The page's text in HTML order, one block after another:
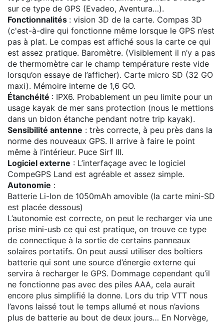
sur ce type de GPS (Evadeo, Aventura…).
Fonctionnalités : vision 3D de la carte. Compas 3D
(c'est-à-dire qui fonctionne même lorsque le GPS n’est
pas à plat. Le compas est affiché sous la carte ce qui
est assez pratique. Baromètre. (Visiblement il n’y a pas
de thermomètre car le champ température reste vide
lorsqu’on essaye de l’afficher). Carte micro SD (32 GO
maxi). Mémoire interne de 1,6 GO.
Étanchéité : IPX6. Probablement un peu limite pour un
usage kayak de mer sans protection (nous le mettions
dans un bidon étanche pendant notre trip kayak).
Sensibilité antenne : très correcte, à peu près dans la
norme des nouveaux GPS. Il arrive à faire le point
même à l’intérieur. Puce Sirf III.
Logiciel externe : L’interfaçage avec le logiciel
CompeGPS Land est agréable et assez simple.
Autonomie :
Batterie Li-Ion de 1050mAh amovible (la carte mini-SD
est placée dessous)
L’autonomie est correcte, on peut le recharger via une
prise mini-usb ce qui est pratique, on trouve ce type
de connectique à la sortie de certains panneaux
solaires portatifs. On peut aussi utiliser des boîtiers
batterie qui sont une source d’énergie externe qui
servira à recharger le GPS. Dommage cependant qu’il
ne fonctionne pas avec des piles AAA, cela aurait
encore plus simplifié la donne. Lors du trip VTT nous
l’avons laissé tout le temps allumé et nous n’avions
plus de batterie au bout de deux jours… En Norvège,